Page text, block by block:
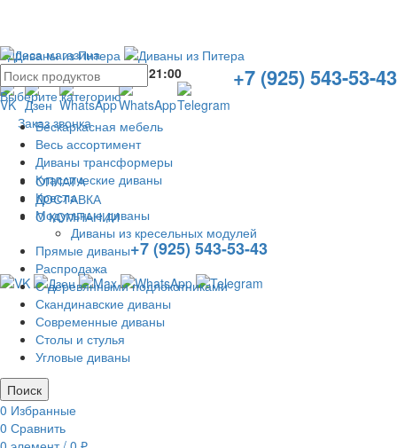
Адреса магазина
+7 (925) 543-53-43
Без выходных с10:00 21:00
Заказ звонка
ОПЛАТА
ДОСТАВКА
О КОМПАНИИ
+7 (925) 543-53-43
Выберите категорию
Бескаркасная мебель
Весь ассортимент
Диваны трансформеры
Классические диваны
Кресла
Модульные диваны
Диваны из кресельных модулей
Прямые диваны
Распродажа
С деревянными подлокотниками
Скандинавские диваны
Современные диваны
Столы и стулья
Угловые диваны
Поиск
0 Избранные
0 Сравнить